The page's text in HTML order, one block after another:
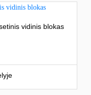
vidinis blokas